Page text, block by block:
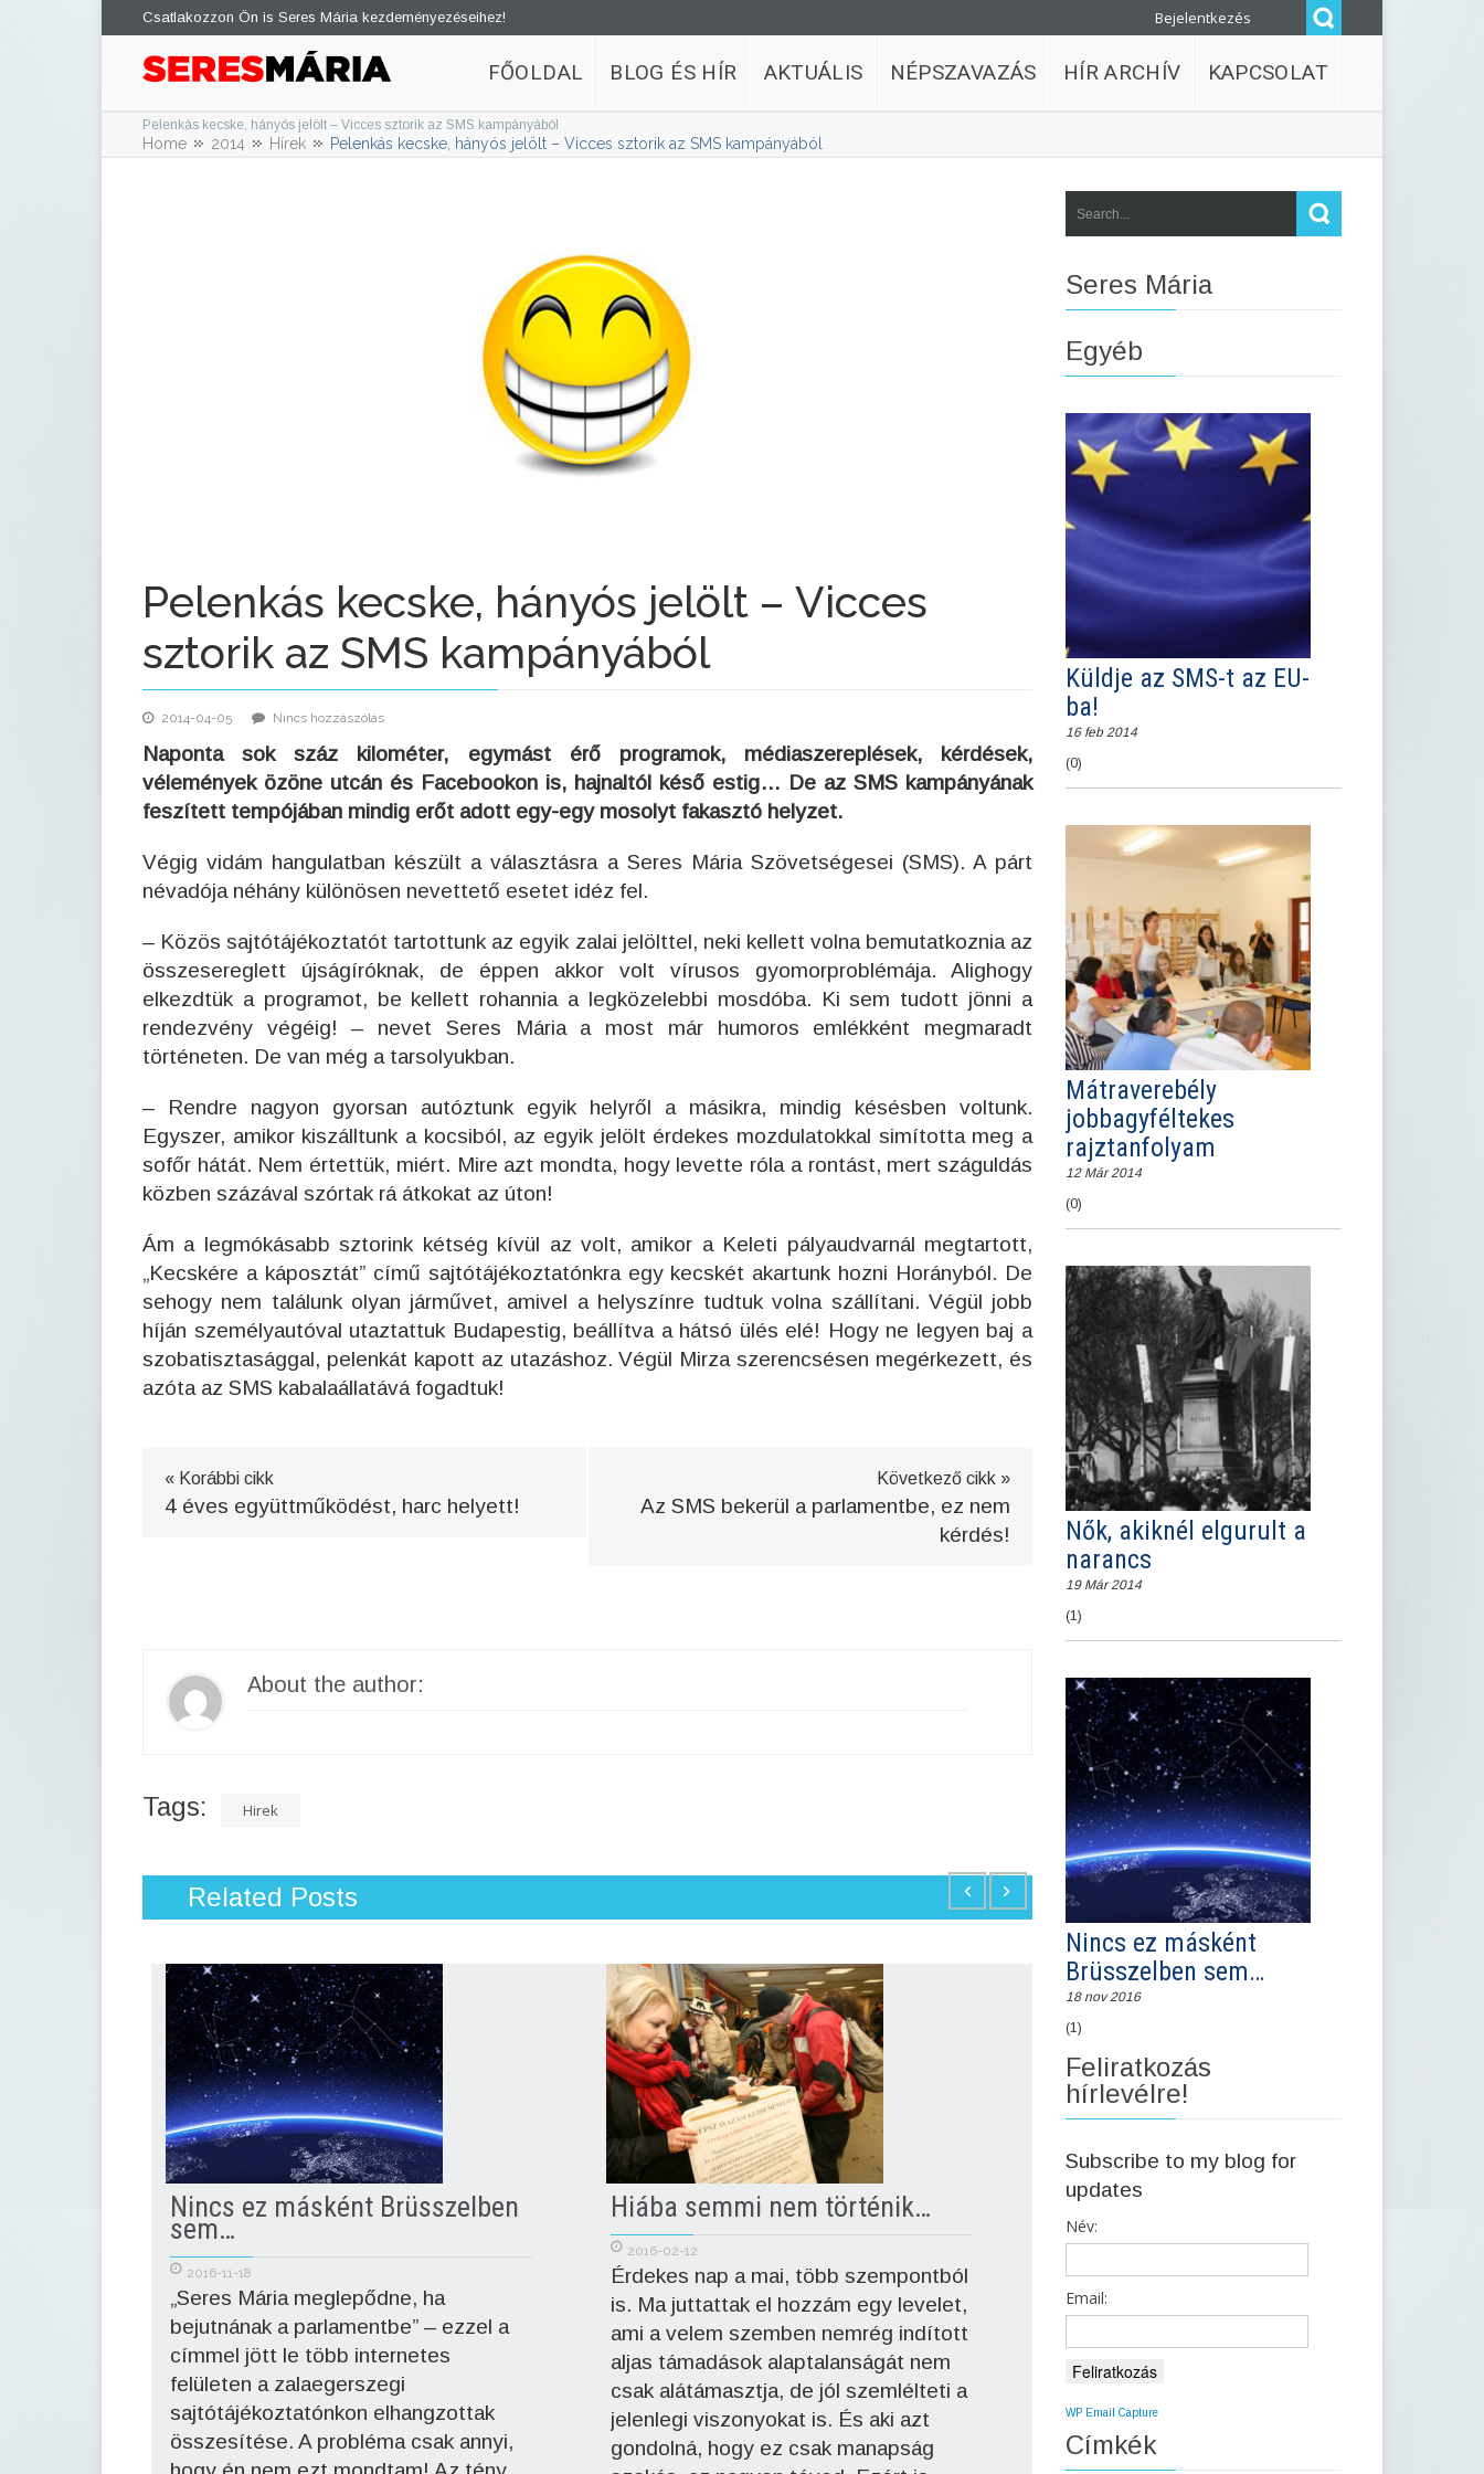
Csatlakozzon Ön is Seres Mária kezdeményezéseihez! Bejelentkezés
FŐOLDAL BLOG ÉS HÍR AKTUÁLIS NÉPSZAVAZÁS HÍR ARCHÍV KAPCSOLAT
Pelenkás kecske, hányós jelölt – Vicces sztorik az SMS kampányából
Home 2014 Hírek Pelenkás kecske, hányós jelölt – Vicces sztorik az SMS kampányából
Pelenkás kecske, hányós jelölt – Vicces
sztorik az SMS kampányából
2014-04-05 Nincs hozzászólás
Naponta sok száz kilométer, egymást érő programok, médiaszereplések, kérdések,
vélemények özöne utcán és Facebookon is, hajnaltól késő estig… De az SMS kampányának
feszített tempójában mindig erőt adott egy-egy mosolyt fakasztó helyzet.
Végig vidám hangulatban készült a választásra a Seres Mária Szövetségesei (SMS). A párt
névadója néhány különösen nevettető esetet idéz fel.
– Közös sajtótájékoztatót tartottunk az egyik zalai jelölttel, neki kellett volna bemutatkoznia az
összesereglett újságíróknak, de éppen akkor volt vírusos gyomorproblémája. Alighogy
elkezdtük a programot, be kellett rohannia a legközelebbi mosdóba. Ki sem tudott jönni a
rendezvény végéig! – nevet Seres Mária a most már humoros emlékként megmaradt
történeten. De van még a tarsolyukban.
– Rendre nagyon gyorsan autóztunk egyik helyről a másikra, mindig késésben voltunk.
Egyszer, amikor kiszálltunk a kocsiból, az egyik jelölt érdekes mozdulatokkal simította meg a
sofőr hátát. Nem értettük, miért. Mire azt mondta, hogy levette róla a rontást, mert száguldás
közben százával szórtak rá átkokat az úton!
Ám a legmókásabb sztorink kétség kívül az volt, amikor a Keleti pályaudvarnál megtartott,
„Kecskére a káposztát” című sajtótájékoztatónkra egy kecskét akartunk hozni Horányból. De
sehogy nem találunk olyan járművet, amivel a helyszínre tudtuk volna szállítani. Végül jobb
híján személyautóval utaztattuk Budapestig, beállítva a hátsó ülés elé! Hogy ne legyen baj a
szobatisztasággal, pelenkát kapott az utazáshoz. Végül Mirza szerencsésen megérkezett, és
azóta az SMS kabalaállatává fogadtuk!
« Korábbi cikk
4 éves együttműködést, harc helyett!
Következő cikk »
Az SMS bekerül a parlamentbe, ez nem
kérdés!
About the author:
Tags: Hirek
Related Posts
Nincs ez másként Brüsszelben
sem…
2016-11-18
„Seres Mária meglepődne, ha
bejutnának a parlamentbe” – ezzel a
címmel jött le több internetes
felületen a zalaegerszegi
sajtótájékoztatónkon elhangzottak
összesítése. A probléma csak annyi,
Hiába semmi nem történik…
2016-02-12
Érdekes nap a mai, több szempontból
is. Ma juttattak el hozzám egy levelet,
ami a velem szemben nemrég indított
aljas támadások alaptalanságát nem
csak alátámasztja, de jól szemlélteti a
jelenlegi viszonyokat is. És aki azt
gondolná, hogy ez csak manapság
Most kezdődött…
Hét évvel ezelőtt, a népszavazási
kezdeményezésem során, éppen
szemben elindítani az első nemtelen
egy magát „független, korrekt,
esélyegyenlőséget és
Seres Mária
Egyéb
Küldje az SMS-t az EU-
ba!
16 feb 2014
(0)
Mátraverebély
jobbagyféltekes
rajztanfolyam
12 Már 2014
(0)
Nők, akiknél elgurult a
narancs
19 Már 2014
(1)
Nincs ez másként
Brüsszelben sem…
18 nov 2016
(1)
Feliratkozás
hírlevélre!
Subscribe to my blog for
updates
Név:
Email:
WP Email Capture
Címkék